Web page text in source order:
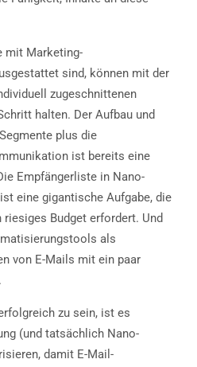
mit Marketing-
sind, können mit der
zugeschnittenen
halten. Der Aufbau und
plus die
ist bereits eine
Empfängerliste in Nano-
eine gigantische Aufgabe, die
Budget erfordert. Und
als
von E-Mails mit ein paar
zu sein, ist es
(und tatsächlich Nano-
damit E-Mail-